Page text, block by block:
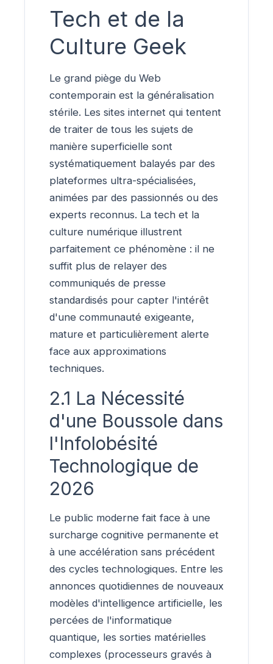
Tech et de la
Culture Geek
Le grand piège du Web
contemporain est la généralisation
stérile. Les sites internet qui tentent
de traiter de tous les sujets de
manière superficielle sont
systématiquement balayés par des
plateformes ultra-spécialisées,
animées par des passionnés ou des
experts reconnus. La tech et la
culture numérique illustrent
parfaitement ce phénomène : il ne
suffit plus de relayer des
communiqués de presse
standardisés pour capter l'intérêt
d'une communauté exigeante,
mature et particulièrement alerte
face aux approximations
techniques.
2.1 La Nécessité
d'une Boussole dans
l'Infolobésité
Technologique de
2026
Le public moderne fait face à une
surcharge cognitive permanente et
à une accélération sans précédent
des cycles technologiques. Entre les
annonces quotidiennes de nouveaux
modèles d'intelligence artificielle, les
percées de l'informatique
quantique, les sorties matérielles
complexes (processeurs gravés à